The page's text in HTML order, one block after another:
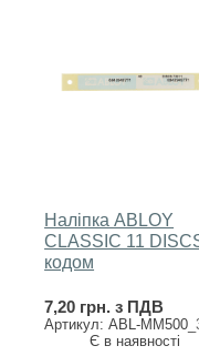
Наліпка ABLOY
CLASSIC 11
кодом
7,20 грн. з ПДВ
Артикул: ABL-
Є в наявності